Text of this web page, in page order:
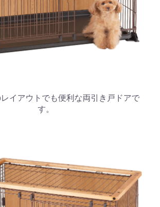
イアウトでも便利な両引き戸ドアで
す。